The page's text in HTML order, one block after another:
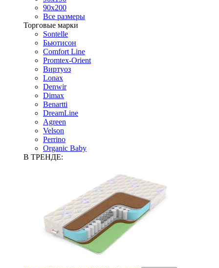
90х200
Все размеры
Торговые марки
Sontelle
Бьютисон
Comfort Line
Promtex-Orient
Виртуоз
Lonax
Denwir
Dimax
Benartti
DreamLine
Agreen
Velson
Perrino
Organic Baby
В ТРЕНДЕ: